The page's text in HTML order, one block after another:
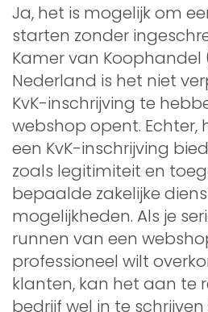
Ja, het is mogelijk om
starten zonder
Kamer van Koophandel
Nederland is het niet
KvK-inschrijving te
webshop opent. Echter,
een KvK-inschrijving
zoals legitimiteit en
bepaalde zakelijke
mogelijkheden. Als je
runnen van een
professioneel wilt
klanten, kan het aan te
bedrijf wel in te schrijven